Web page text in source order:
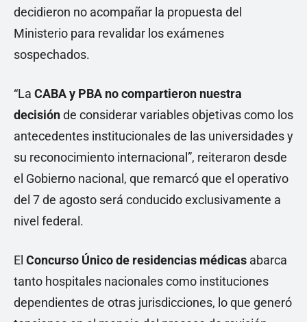
decidieron no acompañar la propuesta del
Ministerio para revalidar los exámenes
sospechados.
“La CABA y PBA no compartieron nuestra
decisiónde considerar variables objetivas como los
antecedentes institucionales de las universidades y
su reconocimiento internacional”, reiteraron desde
el Gobierno nacional, que remarcó que el operativo
del 7 de agosto será conducido exclusivamente a
nivel federal.
El Concurso Único de residencias médicas abarca
tanto hospitales nacionales como instituciones
dependientes de otras jurisdicciones, lo que generó